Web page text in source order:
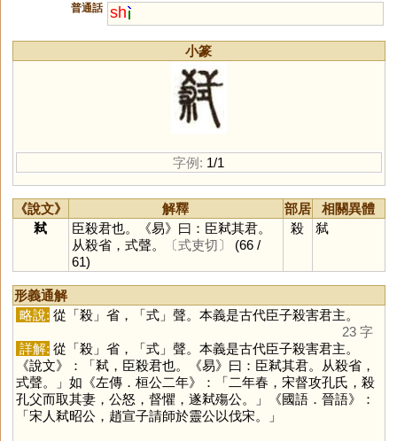
普通話 sh
小篆
字例: 1/1
《說文》 解釋 部居
相關異體
弒
臣殺君也。《易》曰：臣弒其君。
从殺省，式聲。
〔式吏切〕
(66 /
61)
殺 弑
形義通解
略說: 從「殺」省，「式」聲。本義是古代臣子殺害君主。
23 字
詳解: 從「殺」省，「式」聲。本義是古代臣子殺害君主。
《說文》：「弒，臣殺君也。《易》曰：臣弒其君。从殺省，
式聲。」如《左傳．桓公二年》：「二年春，宋督攻孔氏，殺
孔父而取其妻，公怒，督懼，遂弒殤公。」《國語．晉語》：
「宋人弒昭公，趙宣子請師於靈公以伐宋。」